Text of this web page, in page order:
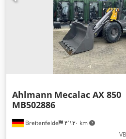
Breitenfelde ۴٬۱۳۰ km
Ahlmann Mecalac AX 850
MB502886